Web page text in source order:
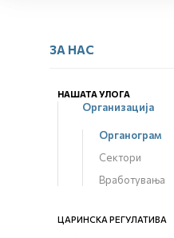
ЗА НАС
НАШАТА УЛОГА
Организација
Органограм
Сектори
Вработувања
ЦАРИНСКА РЕГУЛАТИВА